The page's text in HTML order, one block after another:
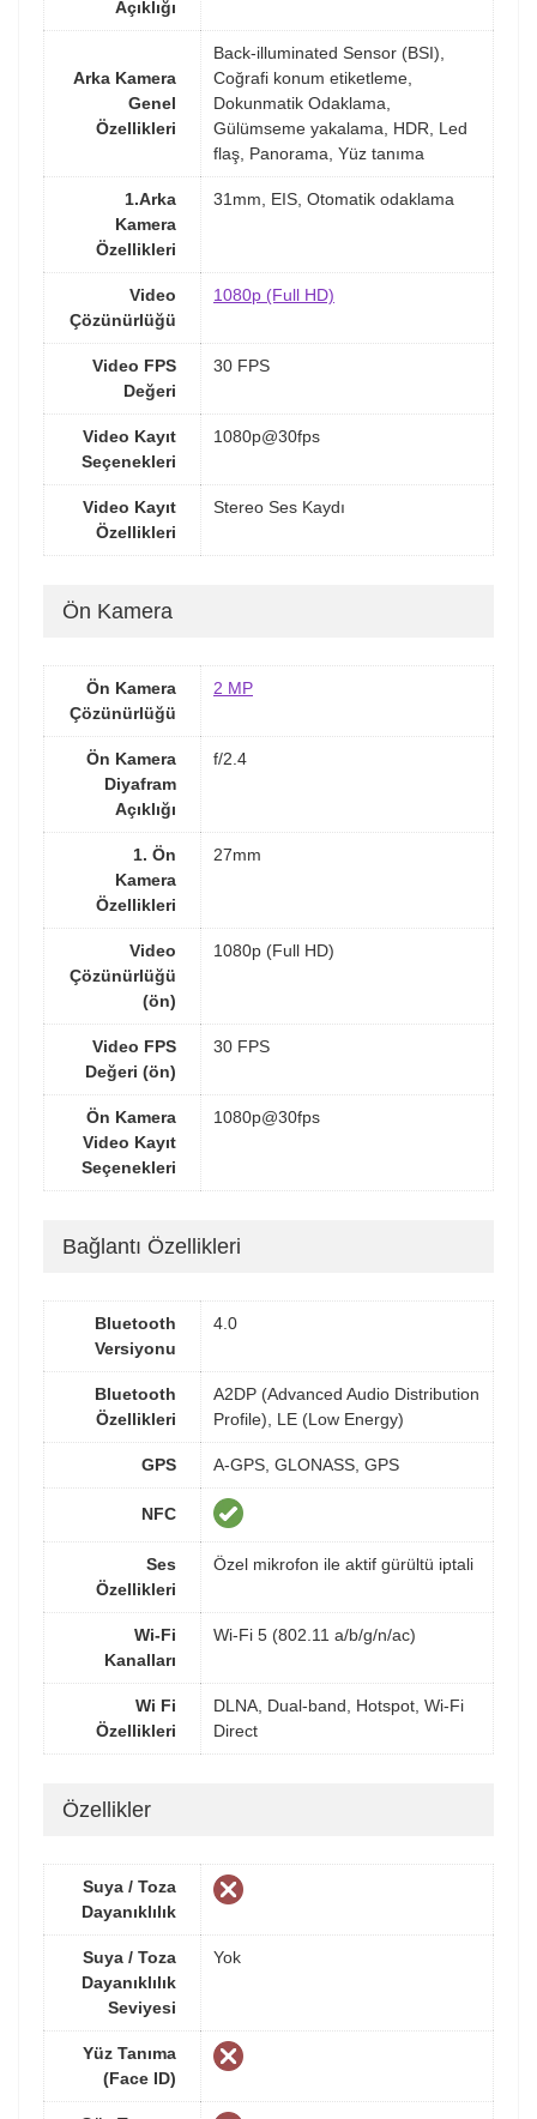
Açıklığı
Arka Kamera
Genel
Özellikleri
Back-illuminated Sensor (BSI),
Coğrafi konum etiketleme,
Dokunmatik Odaklama,
Gülümseme yakalama, HDR, Led
flaş, Panorama, Yüz tanıma
1.Arka
Kamera
Özellikleri
31mm, EIS, Otomatik odaklama
Video
Çözünürlüğü
1080p (Full HD)
Video FPS
Değeri
30 FPS
Video Kayıt
Seçenekleri
1080p@30fps
Video Kayıt
Özellikleri
Stereo Ses Kaydı
Ön Kamera
Ön Kamera
Çözünürlüğü
2 MP
Ön Kamera
Diyafram
Açıklığı
f/2.4
1. Ön
Kamera
Özellikleri
27mm
Video
Çözünürlüğü
(ön)
1080p (Full HD)
Video FPS
Değeri (ön)
30 FPS
Ön Kamera
Video Kayıt
Seçenekleri
1080p@30fps
Bağlantı Özellikleri
Bluetooth
Versiyonu
4.0
Bluetooth
Özellikleri
A2DP (Advanced Audio Distribution
Profile), LE (Low Energy)
GPS A-GPS, GLONASS, GPS
NFC
Ses
Özellikleri
Özel mikrofon ile aktif gürültü iptali
Wi-Fi
Kanalları
Wi-Fi 5 (802.11 a/b/g/n/ac)
Wi Fi
Özellikleri
DLNA, Dual-band, Hotspot, Wi-Fi
Direct
Özellikler
Suya / Toza
Dayanıklılık
Suya / Toza
Dayanıklılık
Seviyesi
Yok
Yüz Tanıma
(Face ID)